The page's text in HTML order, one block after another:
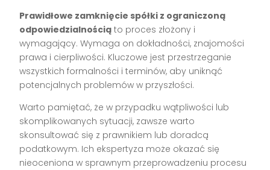
Prawidłowe zamknięcie spółki z ograniczoną
odpowiedzialnością to proces złożony i
wymagający. Wymaga on dokładności, znajomości
prawa i cierpliwości. Kluczowe jest przestrzeganie
wszystkich formalności i terminów, aby uniknąć
potencjalnych problemów w przyszłości.
Warto pamiętać, że w przypadku wątpliwości lub
skomplikowanych sytuacji, zawsze warto
skonsultować się z prawnikiem lub doradcą
podatkowym. Ich ekspertyza może okazać się
nieoceniona w sprawnym przeprowadzeniu procesu